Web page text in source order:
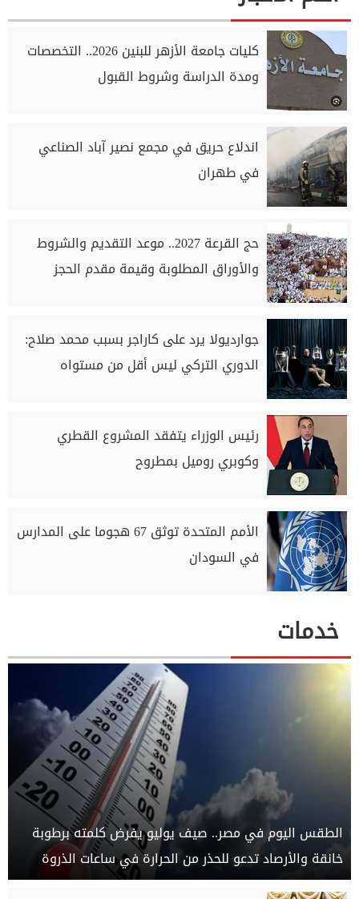
كليات جامعة الأزهر للبنين 2026.. التخصصات
ومدة الدراسة وشروط القبول
اندلاع حريق في مجمع نصير آباد الصناعي
في طهران
حج القرعة 2027.. موعد التقديم والشروط
والأوراق المطلوبة وقيمة مقدم الحجز
جوارديولا يرد على كاراجر بسبب محمد صلاح:
الدوري التركي ليس أقل من مستواه
رئيس الوزراء يتفقد المشروع القطري
وكوبري روميل بمطروح
الأمم المتحدة توثق 67 هجوما على المدارس
في السودان
خدمات
الطقس اليوم في مصر.. صيف يوليو يفرض كلمته برطوبة
خانقة والأرصاد تدعو للحذر من الحرارة في ساعات الذروة